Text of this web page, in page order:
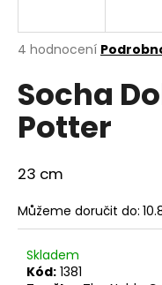
Průměrné
produktu
je
4,3
hvězdiček.
4 hodnocení
Socha
Potter
23 cm
Můžeme doručit do:
Skladem
Kód: 1381
j
t
?